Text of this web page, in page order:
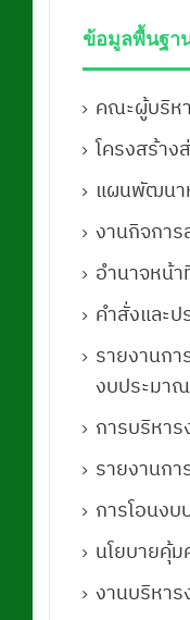
ข้อมูลพื้นฐา
คณะผู้บริห
โครงสร้าง
แผนพัฒนา
งานกิจการ
อำนาจหน้
คำสั่งและ
รายงานกา
งบประมา
การบริหา
รายงานกา
การโอนง
นโยบายคุ้
งานบริหา